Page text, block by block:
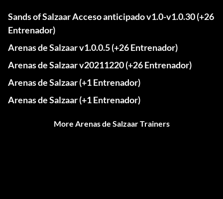
Sands of Salzaar Acceso anticipado v1.0-v1.0.30 (+26
Entrenador)
Arenas de Salzaar v1.0.0.5 (+26 Entrenador)
Arenas de Salzaar v20211220 (+26 Entrenador)
Arenas de Salzaar (+1 Entrenador)
Arenas de Salzaar (+1 Entrenador)
More Arenas de Salzaar Trainers